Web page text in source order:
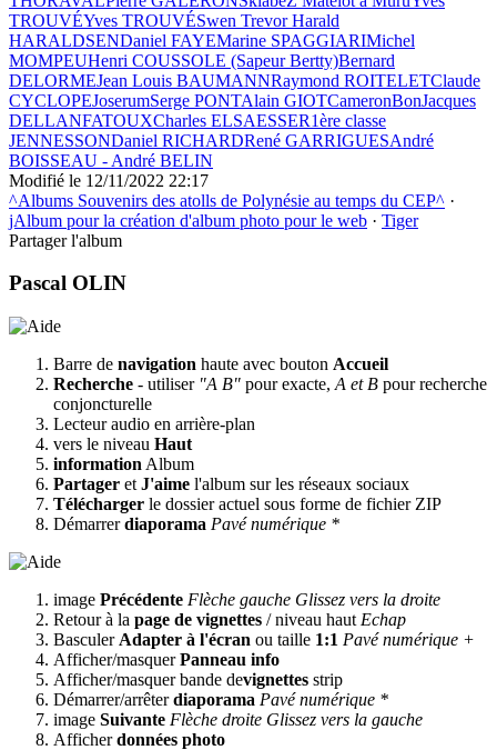
TROUVÉYves TROUVÉSwen Trevor Harald
HARALDSENDaniel FAYEMarine SPAGGIARIMichel
MOMPEUHenri COUSSOLE (Sapeur Bertty)Bernard
DELORMEJean Louis BAUMANNRaymond ROITELETClaude
CYCLOPEJoserumSerge PONTAlain GIOTCameronBonJacques
DELLANFATOUXCharles ELSAESSER1ère classe
JENNESSONDaniel RICHARDRené GARRIGUESAndré
BOISSEAU - André BELIN
Modifié le 12/11/2022 22:17
^Albums Souvenirs des atolls de Polynésie au temps du CEP^ ·
jAlbum pour la création d'album photo pour le web · Tiger
Partager l'album
Pascal OLIN
Barre de navigation haute avec bouton Accueil
Recherche - utiliser "A B" pour exacte, A et B pour recherche
conjoncturelle
Lecteur audio en arrière-plan
vers le niveau Haut
information Album
Partager et J'aime l'album sur les réseaux sociaux
Télécharger le dossier actuel sous forme de fichier ZIP
Démarrerdiaporama Pavé numérique *
image Précédente Flèche gauche Glissez vers la droite
Retour à la page de vignettes / niveau haut Echap
Basculer Adapter à l'écran ou taille 1:1 Pavé numérique +
Afficher/masquerPanneau info
Afficher/masquer bande devignettes strip
Démarrer/arrêterdiaporama Pavé numérique *
image Suivante Flèche droite Glissez vers la gauche
Afficherdonnées photo